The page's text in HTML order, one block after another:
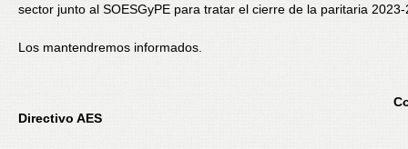
sector junto al SOESGyPE para tratar el cierre de la paritaria
Los mantendremos informados.
Directivo AES